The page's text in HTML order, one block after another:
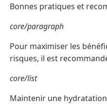
Bonnes pratiques et
core/paragraph
Pour maximiser les
risques, il est
core/list
Maintenir une